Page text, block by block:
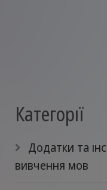
Категорії
Додатки та
вивчення мов